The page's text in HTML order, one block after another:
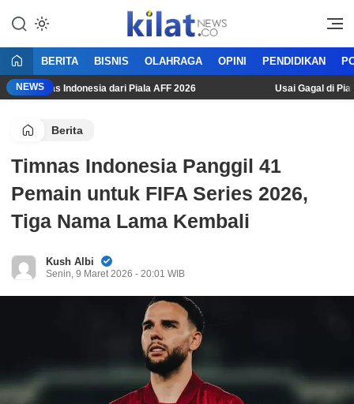
KilatNews.co
Mencerdaskan Anak Bangsa
BERITA BISNIS OLAHRAGA OPINI PENDIDIKAN
NEWS
Timnas Indonesia dari Piala AFF 2026 Usai Gagal di Piala
Berita
Timnas Indonesia Panggil 41
Pemain untuk FIFA Series 2026,
Tiga Nama Lama Kembali
Kush Albi
Senin, 9 Maret 2026 - 20:01 WIB